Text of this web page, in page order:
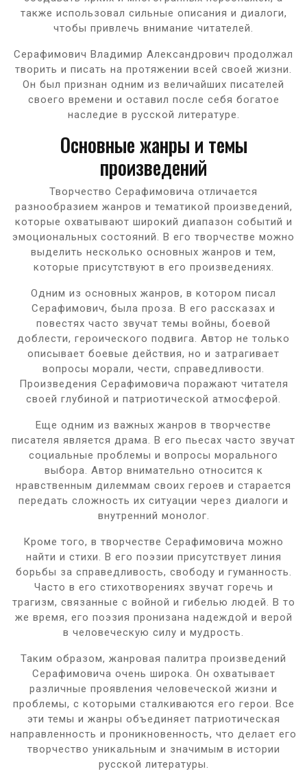
также использовал сильные описания и диалоги,
чтобы привлечь внимание читателей.
Серафимович Владимир Александрович продолжал
творить и писать на протяжении всей своей жизни.
Он был признан одним из величайших писателей
своего времени и оставил после себя богатое
наследие в русской литературе.
Основные жанры и темы
произведений
Творчество Серафимовича отличается
разнообразием жанров и тематикой произведений,
которые охватывают широкий диапазон событий и
эмоциональных состояний. В его творчестве можно
выделить несколько основных жанров и тем,
которые присутствуют в его произведениях.
Одним из основных жанров, в котором писал
Серафимович, была проза. В его рассказах и
повестях часто звучат темы войны, боевой
доблести, героического подвига. Автор не только
описывает боевые действия, но и затрагивает
вопросы морали, чести, справедливости.
Произведения Серафимовича поражают читателя
своей глубиной и патриотической атмосферой.
Еще одним из важных жанров в творчестве
писателя является драма. В его пьесах часто звучат
социальные проблемы и вопросы морального
выбора. Автор внимательно относится к
нравственным дилеммам своих героев и старается
передать сложность их ситуации через диалоги и
внутренний монолог.
Кроме того, в творчестве Серафимовича можно
найти и стихи. В его поэзии присутствует линия
борьбы за справедливость, свободу и гуманность.
Часто в его стихотворениях звучат горечь и
трагизм, связанные с войной и гибелью людей. В то
же время, его поэзия пронизана надеждой и верой
в человеческую силу и мудрость.
Таким образом, жанровая палитра произведений
Серафимовича очень широка. Он охватывает
различные проявления человеческой жизни и
проблемы, с которыми сталкиваются его герои. Все
эти темы и жанры объединяет патриотическая
направленность и проникновенность, что делает его
творчество уникальным и значимым в истории
русской литературы.